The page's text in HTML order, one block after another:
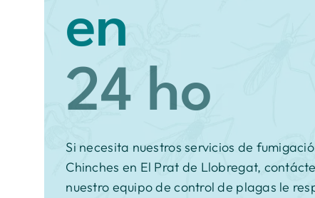
en
Si necesita nuestros servicios de
Chinches en El Prat de Llobregat,
nuestro equipo de control de plagas le